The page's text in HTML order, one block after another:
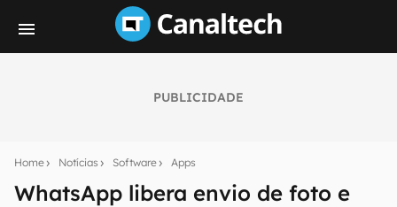
PUBLICIDADE
Home Notícias Software Apps
WhatsApp libera envio de foto e
notícias e reviews sobre tecnologia em primeira
mão.